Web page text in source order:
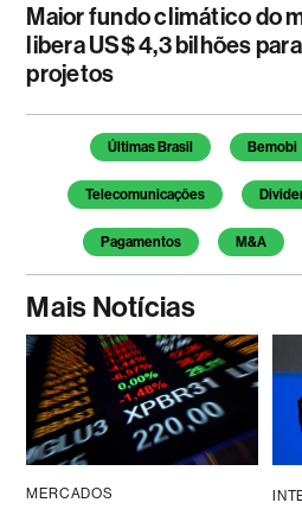
Maior fundo climático do
libera US$ 4,3 bilhões para
projetos
Temas deste artigo
Últimas Brasil Bemobi
Telecomunicações
Pagamentos M&A
Mais Notícias
MERCADOS